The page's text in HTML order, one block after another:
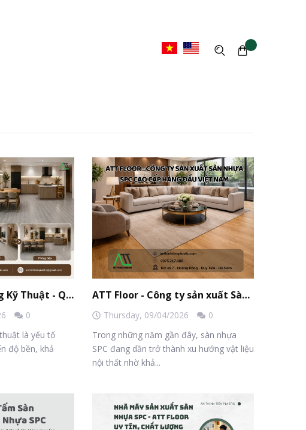
Thi Công SPC Đúng Kỹ Thuật - Quy Trình Lắp Đặt Sàn SPC Chi Tiết
0
là yếu tố
độ bền, khả
ATT Floor - Công ty sản xuất Sàn nhựa SPC cao cấp hàng đầu Việt Nam
Thursday, 09/04/2026
0
Trong những năm gần đây, sàn nhựa
SPC đang dần trở thành xu hướng vật liệu
nội thất nhờ khả...